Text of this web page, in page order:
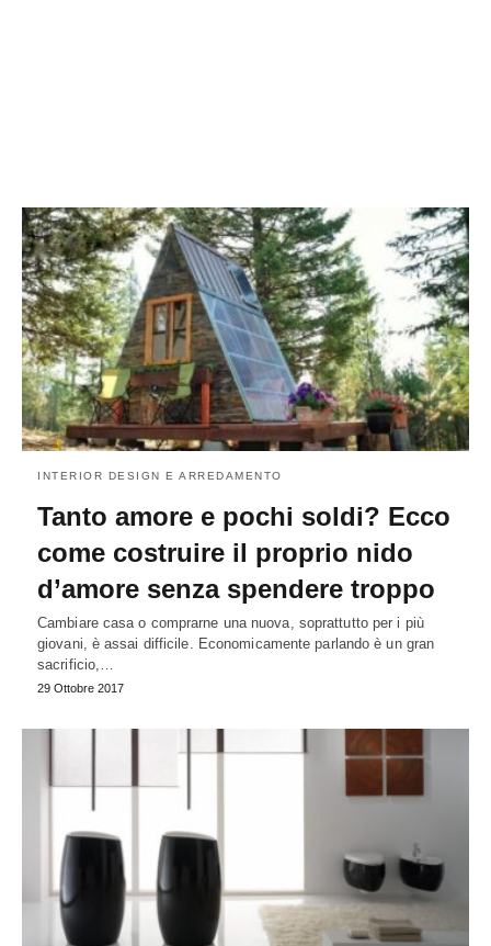
INTERIOR DESIGN E ARREDAMENTO
Tanto amore e pochi soldi? Ecco
come costruire il proprio nido
d’amore senza spendere troppo
Cambiare casa o comprarne una nuova, soprattutto per i più
giovani, è assai difficile. Economicamente parlando è un gran
sacrificio,…
29 Ottobre 2017